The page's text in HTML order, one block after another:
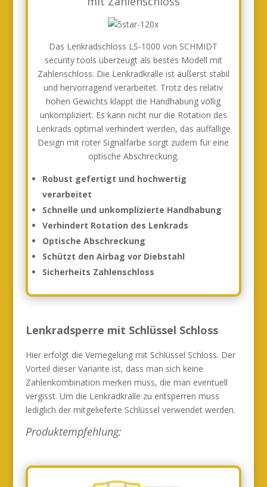
Das Lenkradschloss LS-1000 von SCHMIDT
security tools überzeugt als bestes Modell mit
Zahlenschloss. Die Lenkradkralle ist äußerst stabil
und hervorragend verarbeitet. Trotz des relativ
hohen Gewichts klappt die Handhabung völlig
unkompliziert. Es kann nicht nur die Rotation des
Lenkrads optimal verhindert werden, das auffällige
Design mit roter Signalfarbe sorgt zudem für eine
optische Abschreckung.
Robust gefertigt und hochwertig
verarbeitet
Schnelle und unkomplizierte Handhabung
Verhindert Rotation des Lenkrads
Optische Abschreckung
Schützt den Airbag vor Diebstahl
Sicherheits Zahlenschloss
Lenkradsperre mit Schlüssel Schloss
Hier erfolgt die Verriegelung mit Schlüssel Schloss. Der
Vorteil dieser Variante ist, dass man sich keine
Zahlenkombination merken muss, die man eventuell
vergisst. Um die Lenkradkralle zu entsperren muss
lediglich der mitgelieferte Schlüssel verwendet werden.
Produktempfehlung: